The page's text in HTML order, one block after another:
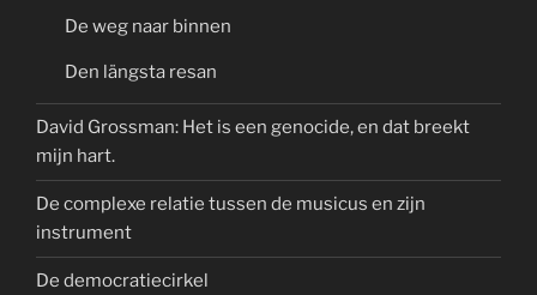
De weg naar binnen
Den längsta resan
David Grossman: Het is een genocide, en dat breekt
mijn hart.
De complexe relatie tussen de musicus en zijn
instrument
De democratiecirkel